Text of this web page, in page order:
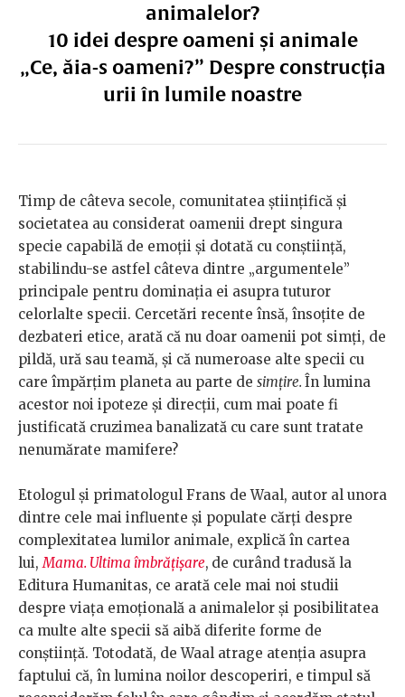
animalelor?
10 idei despre oameni și animale
„Ce, ăia-s oameni?” Despre construcția
urii în lumile noastre
Timp de câteva secole, comunitatea științifică și
societatea au considerat oamenii drept singura
specie capabilă de emoții și dotată cu conștiință,
stabilindu-se astfel câteva dintre „argumentele”
principale pentru dominația ei asupra tuturor
celorlalte specii. Cercetări recente însă, însoțite de
dezbateri etice, arată că nu doar oamenii pot simți, de
pildă, ură sau teamă, și că numeroase alte specii cu
care împărțim planeta au parte de simțire. În lumina
acestor noi ipoteze și direcții, cum mai poate fi
justificată cruzimea banalizată cu care sunt tratate
nenumărate mamifere?
Etologul și primatologul Frans de Waal, autor al unora
dintre cele mai influente și populate cărți despre
complexitatea lumilor animale, explică în cartea
lui, Mama. Ultima îmbrățișare, de curând tradusă la
Editura Humanitas, ce arată cele mai noi studii
despre viața emoțională a animalelor și posibilitatea
ca multe alte specii să aibă diferite forme de
conștiință. Totodată, de Waal atrage atenția asupra
faptului că, în lumina noilor descoperiri, e timpul să